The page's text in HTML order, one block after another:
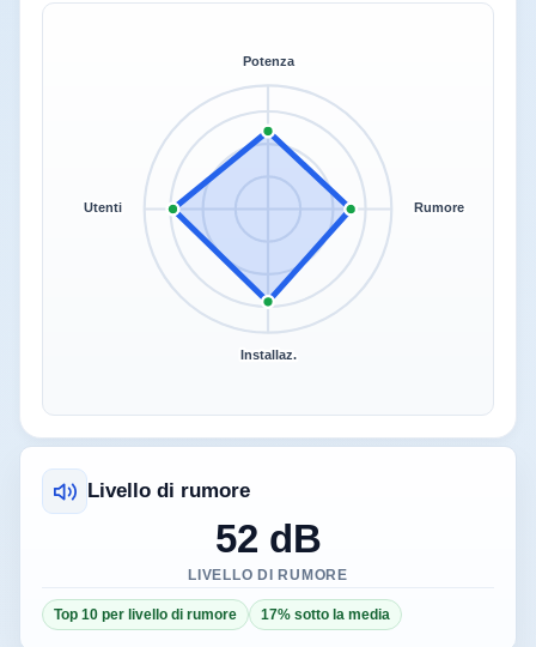
Potenza
Rumore
Installaz.
Utenti
Livello di rumore
52 dB
LIVELLO DI RUMORE
Top 10 per livello di rumore 17% sotto la media